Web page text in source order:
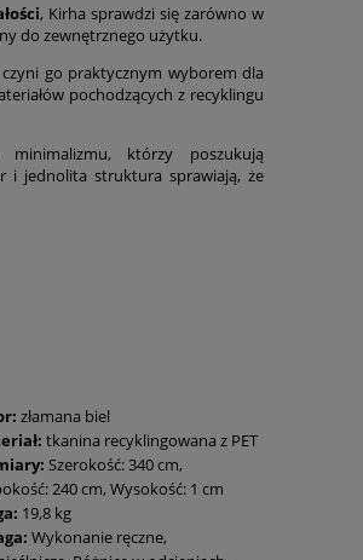
, Kirha sprawdzi się zarówno w
do zewnętrznego użytku.
go praktycznym wyborem dla
pochodzących z recyklingu
którzy poszukują
i jednolita struktura sprawiają, że
złamana biel
tkanina recyklingowana z PET
Szerokość: 340 cm,
240 cm, Wysokość: 1 cm
19,8 kg
Wykonanie ręczne,